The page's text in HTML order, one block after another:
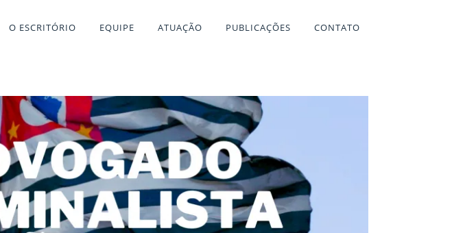
O ESCRITÓRIO EQUIPE ATUAÇÃO PUBLICAÇÕES CONTATO